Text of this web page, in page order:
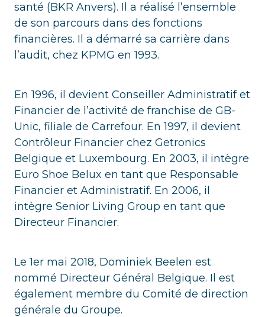
santé (BKR Anvers). Il a réalisé l’ensemble
de son parcours dans des fonctions
financières. Il a démarré sa carrière dans
l’audit, chez KPMG en 1993.
En 1996, il devient Conseiller Administratif et
Financier de l’activité de franchise de GB-
Unic, filiale de Carrefour. En 1997, il devient
Contrôleur Financier chez Getronics
Belgique et Luxembourg. En 2003, il intègre
Euro Shoe Belux en tant que Responsable
Financier et Administratif. En 2006, il
intègre Senior Living Group en tant que
Directeur Financier.
Le 1er mai 2018, Dominiek Beelen est
nommé Directeur Général Belgique. Il est
également membre du Comité de direction
générale du Groupe.